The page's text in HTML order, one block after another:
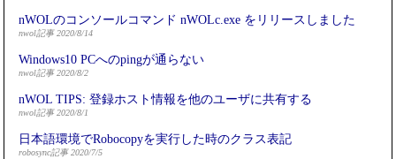
nWOLのコンソールコマンド nWOLc.exe をリリースしました
nwol記事 2020/8/14
Windows10 PCへのpingが通らない
nwol記事 2020/8/2
nWOL TIPS: 登録ホスト情報を他のユーザに共有する
nwol記事 2020/8/1
日本語環境でRobocopyを実行した時のクラス表記
robosync記事 2020/7/5